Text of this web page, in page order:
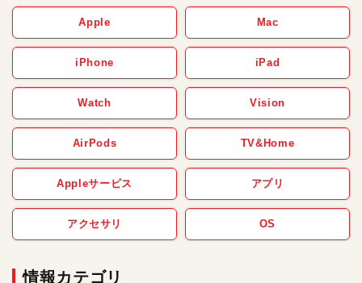
Apple Mac
iPhone iPad
Watch Vision
AirPods TV&Home
Appleサービス アプリ
アクセサリ OS
情報カテゴリ